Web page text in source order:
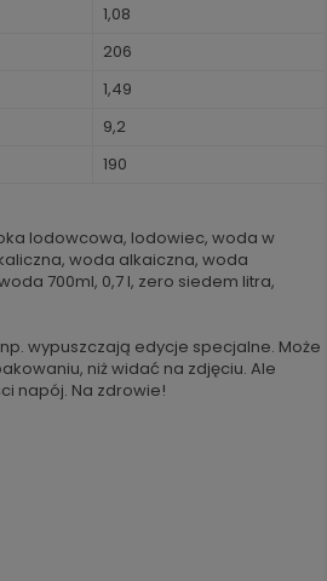
1,08
206
1,49
9,2
190
lodowcowa, lodowiec, woda w
woda alkaiczna, woda
700ml, 0,7 l, zero siedem litra,
wypuszczają edycje specjalne. Może
niż widać na zdjęciu. Ale
napój. Na zdrowie!